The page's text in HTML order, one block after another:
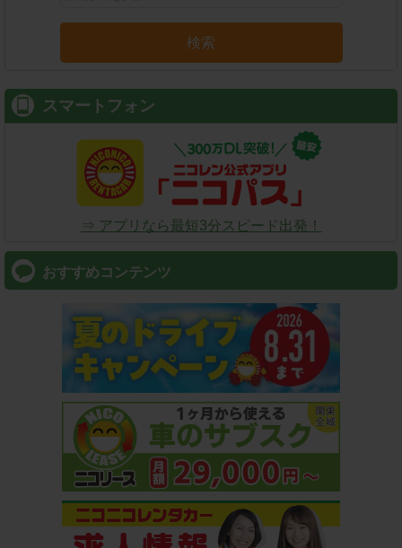
検索
スマートフォン
⇒ アプリなら最短3分スピード出発！
おすすめコンテンツ